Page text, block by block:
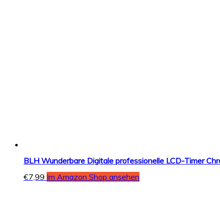
BLH Wunderbare Digitale professionelle LCD-Timer
€7,99 Im Amazon Shop ansehen